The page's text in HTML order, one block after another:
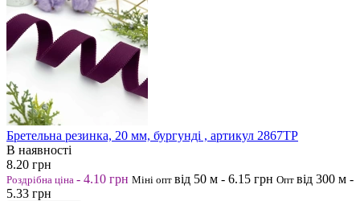
Бретельна резинка, 20 мм, бургунді , артикул 2867ТР
В наявності
8.20 грн
Роздрібна ціна - 4.10 грн Міні опт від 50 м - 6.15 грн Опт від 300 м -
5.33 грн